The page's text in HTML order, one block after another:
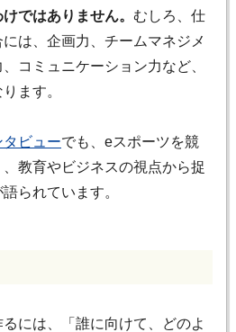
ではありません。 むしろ、仕
は、企画力、チームマネジメ
コミュニケーション力など、
ます。
ビューでも、eスポーツを競
教育やビジネスの視点から捉
られています。
には、「誰に向けて、どのよ